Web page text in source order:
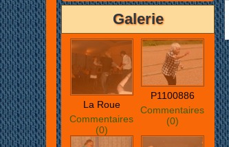
Galerie
La Roue
Commentaires
(0)
P1100886
Commentaires
(0)